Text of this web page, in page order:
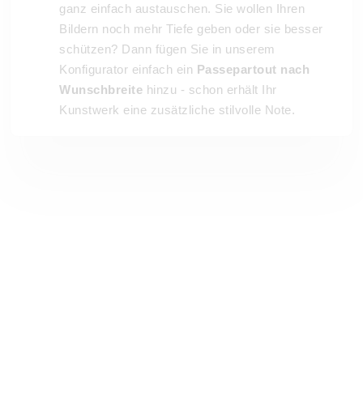
ganz einfach austauschen. Sie wollen Ihren
Bildern noch mehr Tiefe geben oder sie besser
schützen? Dann fügen Sie in unserem
Konfigurator einfach ein Passepartout nach
Wunschbreite hinzu - schon erhält Ihr
Kunstwerk eine zusätzliche stilvolle Note.